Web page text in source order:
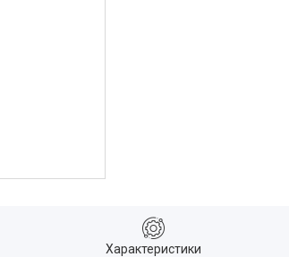
Характеристики